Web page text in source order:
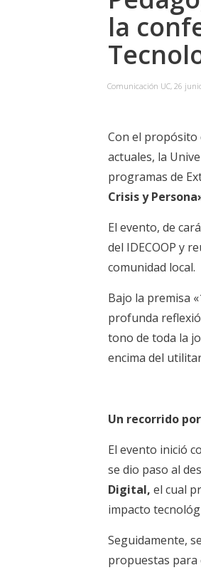
la
Comunicación UC, 26
Con el propósito
actuales, la
programas de
Crisis y
El evento, de
del IDECOOP y
comunidad local.
Bajo la premisa
profunda
tono de toda la
encima del
Un recorrido
El evento inició
se dio paso al
Digital, el cual
impacto
Seguidamente,
propuestas para